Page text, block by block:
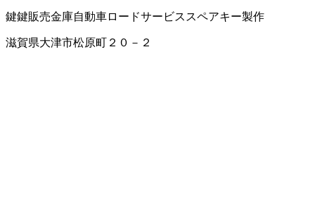
鍵鍵販売金庫自動車ロードサービス スペアキー製作
滋賀県大津市松原町２０－２